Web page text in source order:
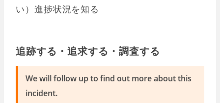
い）進捗状況を知る
追跡する・追求する・調査する
We will follow up to find out more about this
incident.